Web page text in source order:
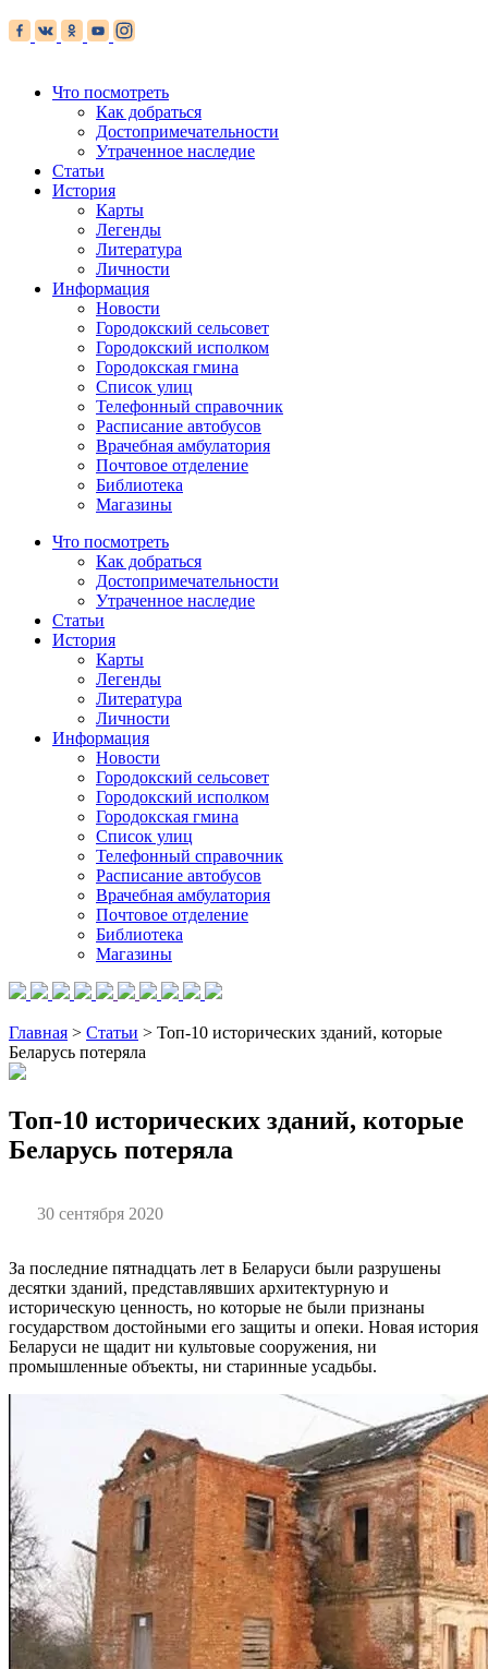
Что посмотреть
Как добраться
Достопримечательности
Утраченное наследие
Статьи
История
Карты
Легенды
Литература
Личности
Информация
Новости
Городокский сельсовет
Городокский исполком
Городокская гмина
Список улиц
Телефонный справочник
Расписание автобусов
Врачебная амбулатория
Почтовое отделение
Библиотека
Магазины
Что посмотреть
Как добраться
Достопримечательности
Утраченное наследие
Статьи
История
Карты
Легенды
Литература
Личности
Информация
Новости
Городокский сельсовет
Городокский исполком
Городокская гмина
Список улиц
Телефонный справочник
Расписание автобусов
Врачебная амбулатория
Почтовое отделение
Библиотека
Магазины
Главная > Статьи > Топ-10 исторических зданий, которые
Беларусь потеряла
Топ-10 исторических зданий, которые
Беларусь потеряла
30 сентября 2020
За последние пятнадцать лет в Беларуси были разрушены
десятки зданий, представлявших архитектурную и
историческую ценность, но которые не были признаны
государством достойными его защиты и опеки. Новая история
Беларуси не щадит ни культовые сооружения, ни
промышленные объекты, ни старинные усадьбы.